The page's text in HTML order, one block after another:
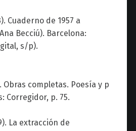
). Cuadernode 1957 a
Ana Becciú). Barcelona:
, s/p).
Obras completas. Poesía y p
Corregidor, p. 75.
La extracción de